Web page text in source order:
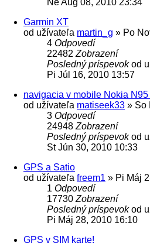
Garmin XT
od užívateľa martin_g » Po
4 Odpovedí
22482 Zobrazení
Posledný príspevokod
Pi Júl 16, 2010 13:57
navigacia v mobile Nokia N95
od užívateľa matiseek33 » So
3 Odpovedí
24948 Zobrazení
Posledný príspevokod
St Jún 30, 2010 10:33
GPS a Satio
od užívateľa freem1 » Pi Máj
1 Odpovedí
17730 Zobrazení
Posledný príspevokod
Pi Máj 28, 2010 16:10
GPS v SIM karte!